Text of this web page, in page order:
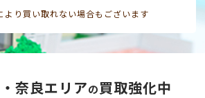
り買い取れない場合もございます
奈良エリアの買取強化中